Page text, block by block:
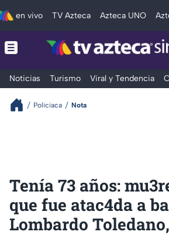
en vivo TV Azteca Azteca UNO
Noticias Turismo Viral y Tendencia
Policiaca Nota
Tenía 73 años:
que fue atac4da a
Lombardo